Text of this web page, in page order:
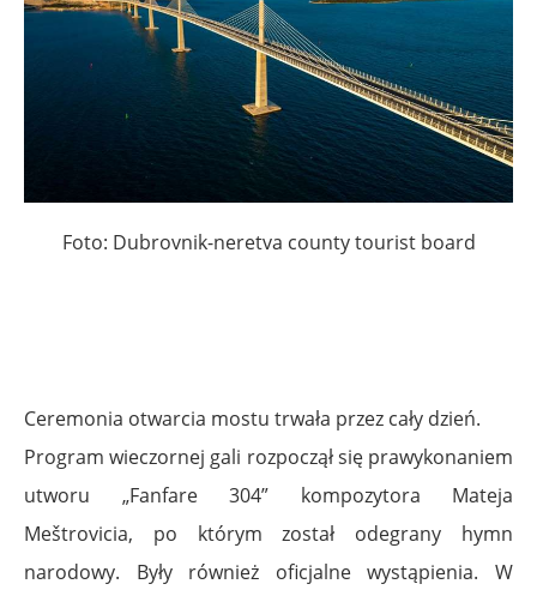
Foto: Dubrovnik-neretva county tourist board
Ceremonia otwarcia mostu trwała przez cały dzień.
Program wieczornej gali rozpoczął się prawykonaniem
utworu „Fanfare 304” kompozytora Mateja
Meštrovicia, po którym został odegrany hymn
narodowy. Były również oficjalne wystąpienia. W